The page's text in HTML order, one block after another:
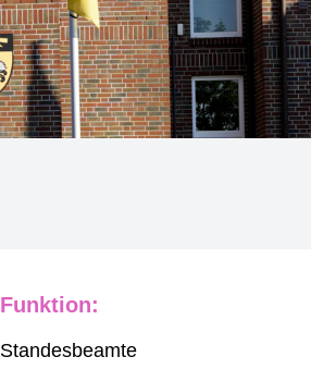
Funktion:
Standesbeamte